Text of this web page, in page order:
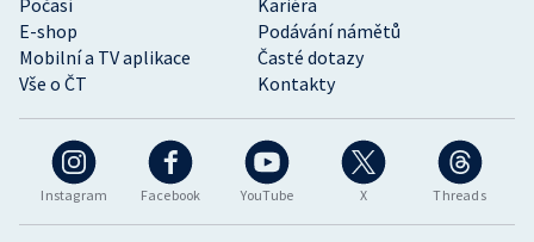
Instagram Facebook YouTube X Threads
Počasí
Kariéra
E-shop
Podávání námětů
Mobilní a TV aplikace
Časté dotazy
Vše o ČT
Kontakty